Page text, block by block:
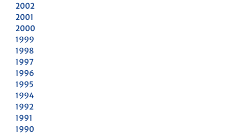
2002
2001
2000
1999
1998
1997
1996
1995
1994
1992
1991
1990